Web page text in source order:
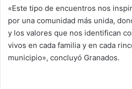
«Este tipo de encuentros nos
por una comunidad más unida,
y los valores que nos identifican
vivos en cada familia y en cada
municipio», concluyó Granados.